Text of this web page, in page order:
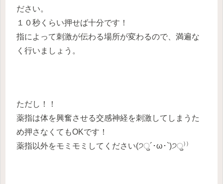
ださい。
１０秒くらい押せば十分です！
指によって刺激が伝わる場所が変わるので、満遍な
く行いましょう。
ただし！！
薬指は体を興奮させる交感神経を刺激してしまうた
め押さなくてもOKです！
薬指以外をモミモミしてください(੭ु´･ω･`)੭ु⁾⁾